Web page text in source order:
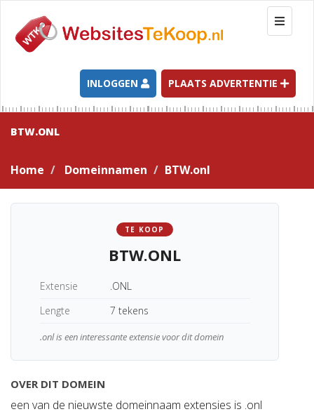
T
o
g
l
e
n
a
t
INLOGGEN PLAATS ADVERTENTIE
BTW.ONL
Home Domeinnamen BTW.onl
TE KOOP
BTW.ONL
Extensie
.ONL
Lengte
7 tekens
.onl is een interessante extensie voor dit domein
OVER DIT DOMEIN
een van de nieuwste domeinnaam extensies is .onl